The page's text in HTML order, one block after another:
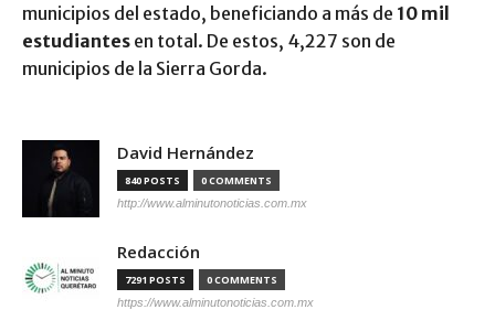
municipios del estado, beneficiando a más de 10 mil
estudiantes en total. De estos, 4,227 son de
municipios de la Sierra Gorda.
David Hernández
840 POSTS 0 COMMENTS
http://www.alminutonoticias.com.mx
Redacción
7291 POSTS 0 COMMENTS
https://www.alminutonoticias.com.mx